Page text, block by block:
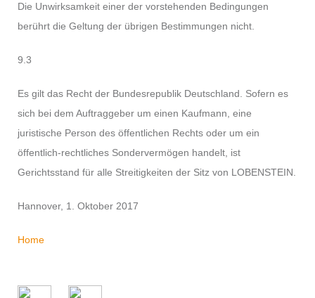
Die Unwirksamkeit einer der vorstehenden Bedingungen
berührt die Geltung der übrigen Bestimmungen nicht.
9.3
Es gilt das Recht der Bundesrepublik Deutschland. Sofern es
sich bei dem Auftraggeber um einen Kaufmann, eine
juristische Person des öffentlichen Rechts oder um ein
öffentlich-rechtliches Sondervermögen handelt, ist
Gerichtsstand für alle Streitigkeiten der Sitz von LOBENSTEIN.
Hannover, 1. Oktober 2017
Home